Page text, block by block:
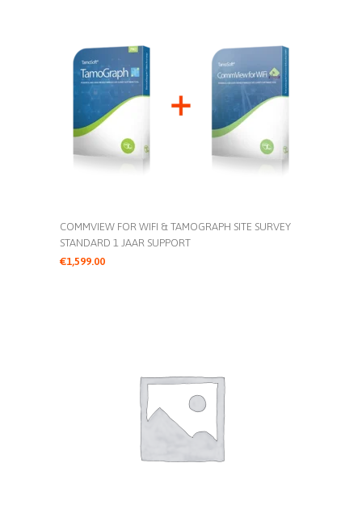
COMMVIEW FOR WIFI & TAMOGRAPH SITE SURVEY
STANDARD 1 JAAR SUPPORT
€1,599.00